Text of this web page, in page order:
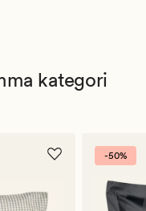
kategori
-50%